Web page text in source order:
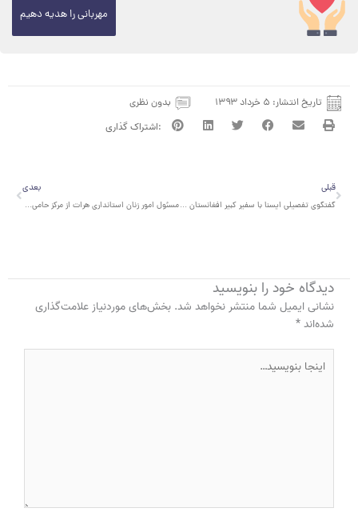
مهربانی را هدیه دهیم
تاریخ انتشار: ۵ خرداد ۱۳۹۳ بدون نظری
قبلی
قبلی
گفتگوی تفصیلی ایسنا با سفیر کبیر افغانستان از آمار ازدواج ایرانی‌ها با افاغنه تا کشت ۸۰۰۰ تنی مواد مخدر در افغانستان
بعدی
مسئول امور زنان استانداری هرات از مرکز حامی در مشهد دیدار کرد
دیدگاه‌ خود را بنویسید
نشانی ایمیل شما منتشر نخواهد شد. بخش‌های موردنیاز علامت‌گذاری
شده‌اند*
بنویسید…